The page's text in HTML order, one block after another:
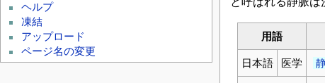
用語
日本語 医学
ヘルプ
凍結
アップロード
ページ名の変更